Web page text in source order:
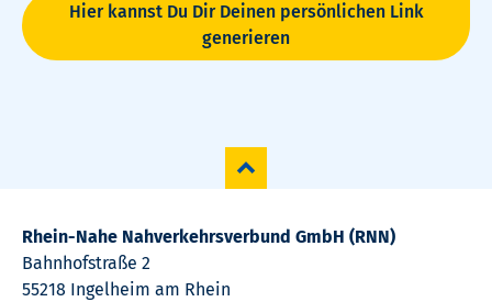
Hier kannst Du Dir Deinen persönlichen Link
generieren
Rhein-Nahe Nahverkehrsverbund GmbH (RNN)
Bahnhofstraße 2
55218 Ingelheim am Rhein